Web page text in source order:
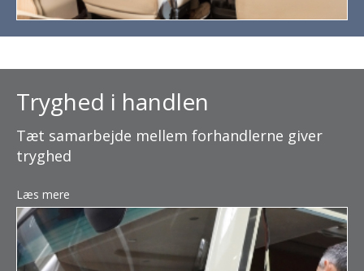
Tryghed i handlen
Tæt samarbejde mellem forhandlerne giver
tryghed
Læs mere